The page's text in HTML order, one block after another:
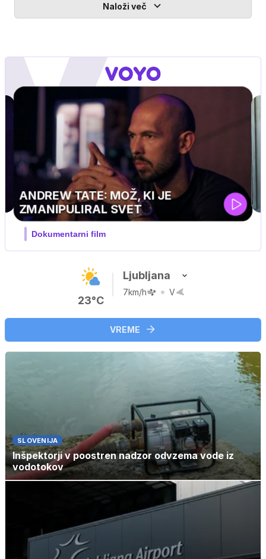
Naloži več
MOJ PRIJATELJ PINGVIN
Film meseca / družinski, pustolovski
23°C
Ljubljana
7km/h V
VREME
SLOVENIJA
Inšpektorji v poostren nadzor odvzema vode iz
vodotokov